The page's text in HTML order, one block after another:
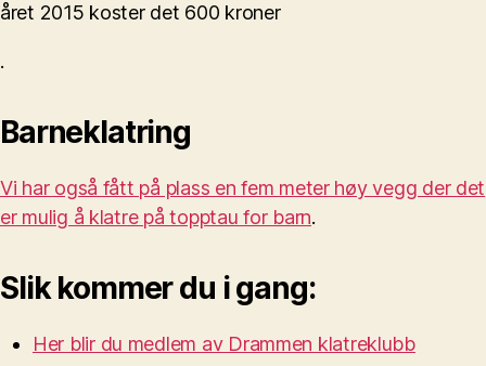
året 2015 koster det 600 kroner
.
Barneklatring
Vi har også fått på plass en fem meter høy vegg der det
er mulig å klatre på topptau for barn.
Slik kommer du i gang:
Her blir du medlem av Drammen klatreklubb